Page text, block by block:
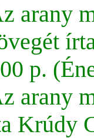
arany
p.
arany
Krúdy